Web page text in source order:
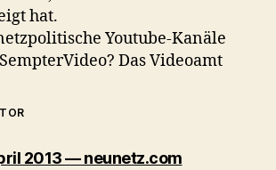
hat.
Youtube-Kanäle
Das Videoamt
2013 — neunetz.comsagt: